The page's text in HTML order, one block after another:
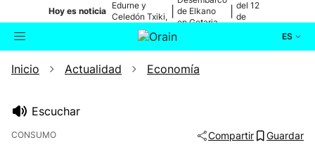
Hoy es noticia
Edurne y
Celedón Txiki,
en directo
de Elkano
en Getaria
del 12
de
ES
Buscador Actualidad
Inicio Actualidad Economía
Escuchar
CONSUMO Compartir Guardar